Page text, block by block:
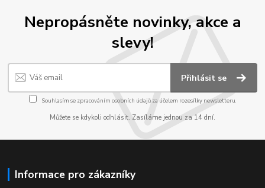
Nepropásněte novinky, akce a
slevy!
Přihlásit se
Souhlasím se zpracováním osobních údajůza účelem rozesílky newsletteru.
Můžete se kdykoli odhlásit. Zasíláme jednou za 14 dní.
Informace pro zákazníky